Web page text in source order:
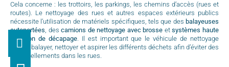
Cela concerne : les trottoirs, les parkings, les chemins d’accès (rues et
routes). Le nettoyage des rues et autres espaces extérieurs publics
nécessite l’utilisation de matériels spécifiques, tels que des balayeuses
autoportées, descamions de nettoyage avec brosse etsystèmes haute
pression de décapage. Il est important que le véhicule de nettoyage
puisse balayer, nettoyer et aspirer les différents déchets afin d’éviter des
amoncellements dans les rues.